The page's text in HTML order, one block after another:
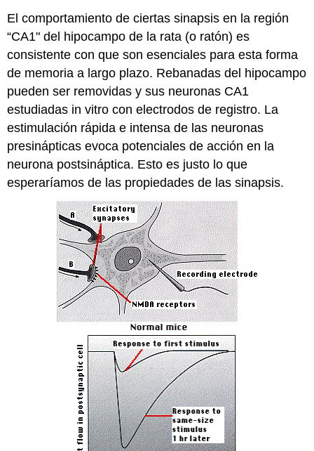
El comportamiento de ciertas sinapsis en la región
“CA1" del hipocampo de la rata (o ratón) es
consistente con que son esenciales para esta forma
de memoria a largo plazo. Rebanadas del hipocampo
pueden ser removidas y sus neuronas CA1
estudiadas in vitro con electrodos de registro. La
estimulación rápida e intensa de las neuronas
presinápticas evoca potenciales de acción en la
neurona postsináptica. Esto es justo lo que
esperaríamos de las propiedades de las sinapsis.